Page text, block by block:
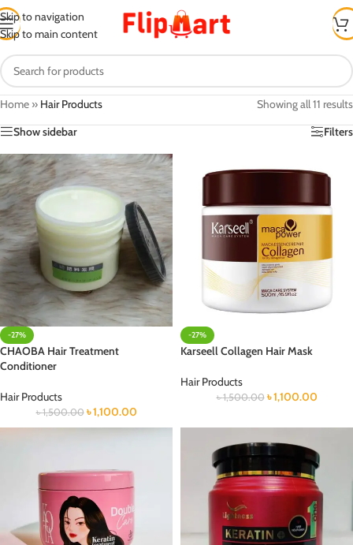
Skip to navigation
Skip to main content
Home » Hair Products
Showing all 11 results
Show sidebar
Filters
-27%
CHAOBA Hair Treatment
Conditioner
Hair Products
৳1,500.00 ৳1,100.00
-27%
Karseell Collagen Hair Mask
Hair Products
৳1,500.00 ৳1,100.00